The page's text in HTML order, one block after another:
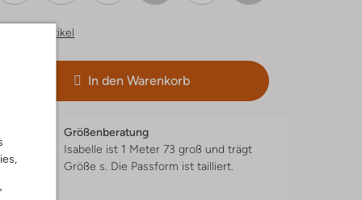
Ähnliche Artikel
In den Warenkorb
Größenberatung
Isabelle ist 1 Meter 73 groß und trägt
Größe s. Die Passform isttailliert.